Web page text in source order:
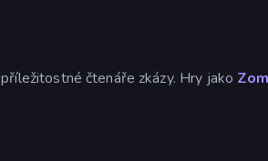
čtenáře zkázy. Hry jako